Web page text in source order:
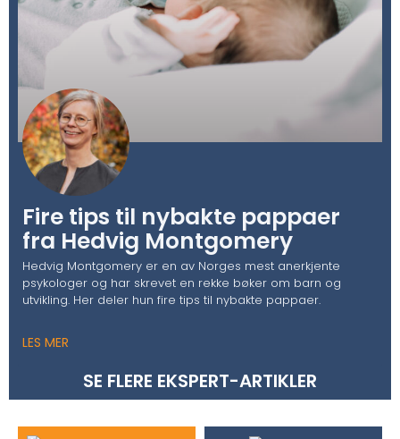
Fire tips til nybakte pappaer
fra Hedvig Montgomery
Hedvig Montgomery er en av Norges mest anerkjente
psykologer og har skrevet en rekke bøker om barn og
utvikling. Her deler hun fire tips til nybakte pappaer.
LES MER
SE FLERE EKSPERT-ARTIKLER